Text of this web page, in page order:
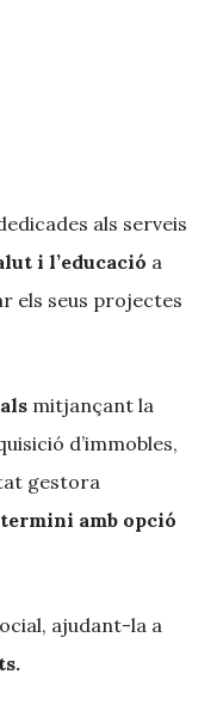
als serveis
i l’educació a
els seus projectes
mitjançant la
d’immobles,
gestora
amb opció
ajudant-la a